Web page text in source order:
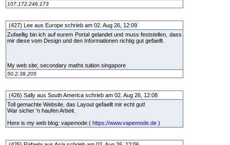
107.172.246.173
(427) Lee aus Europe schrieb am 02. Aug 26, 12:09
Zufaellig bin ich auf eurem Portal gelandet und muss feststellen, dass
mir diese vom Design und den Informationen richtig gut gefaellt.
My web site; secondary maths tuition singapore
50.2.38.205
(426) Sally aus South America schrieb am 02. Aug 26, 12:08
Toll gemachte Website, das Layout gefaellt mir echt gut!
War sicher 'n haufen Arbeit.
Here is my web blog: vapemode ( https://www.vapemode.de )